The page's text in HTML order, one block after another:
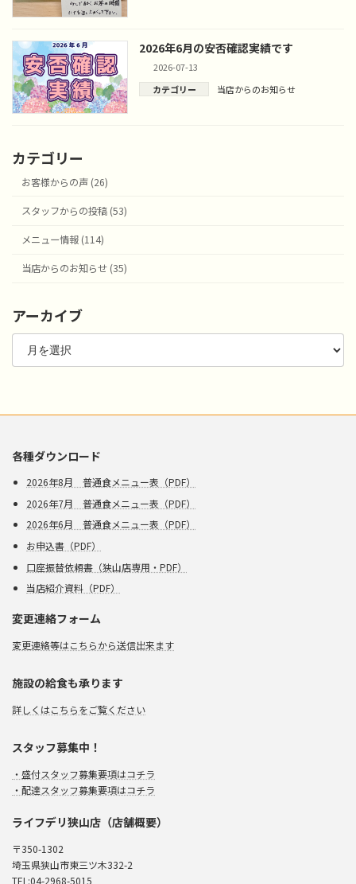
2026年6月の安否確認実績です
2026-07-13
カテゴリー
当店からのお知らせ
カテゴリー
お客様からの声 (26)
スタッフからの投稿 (53)
メニュー情報 (114)
当店からのお知らせ (35)
アーカイブ
ア
カ
各種ダウンロード
2026年8月 普通食メニュー表（PDF）
2026年7月 普通食メニュー表（PDF）
2026年6月 普通食メニュー表（PDF）
お申込書（PDF）
口座振替依頼書（狭山店専用・PDF）
当店紹介資料（PDF）
変更連絡フォーム
変更連絡等はこちらから送信出来ます
施設の給食も承ります
詳しくはこちらをご覧ください
スタッフ募集中！
・盛付スタッフ募集要項はコチラ
・配達スタッフ募集要項はコチラ
ライフデリ狭山店（店舗概要）
〒350-1302
埼玉県狭山市東三ツ木332-2
TEL:04-2968-5015